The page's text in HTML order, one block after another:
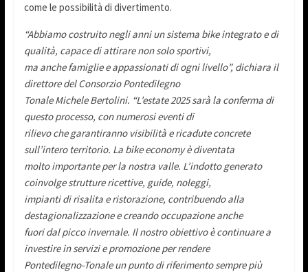
come le possibilità di divertimento.
“Abbiamo costruito negli anni un sistema bike integrato e di
qualità, capace di attirare non solo sportivi,
ma anche famiglie e appassionati di ogni livello”, dichiara il
direttore del Consorzio Pontedilegno
Tonale Michele Bertolini. “L’estate 2025 sarà la conferma di
questo processo, con numerosi eventi di
rilievo che garantiranno visibilità e ricadute concrete
sull’intero territorio. La bike economy è diventata
molto importante per la nostra valle. L’indotto generato
coinvolge strutture ricettive, guide, noleggi,
impianti di risalita e ristorazione, contribuendo alla
destagionalizzazione e creando occupazione anche
fuori dal picco invernale. Il nostro obiettivo è continuare a
investire in servizi e promozione per rendere
Pontedilegno-Tonale un punto di riferimento sempre più